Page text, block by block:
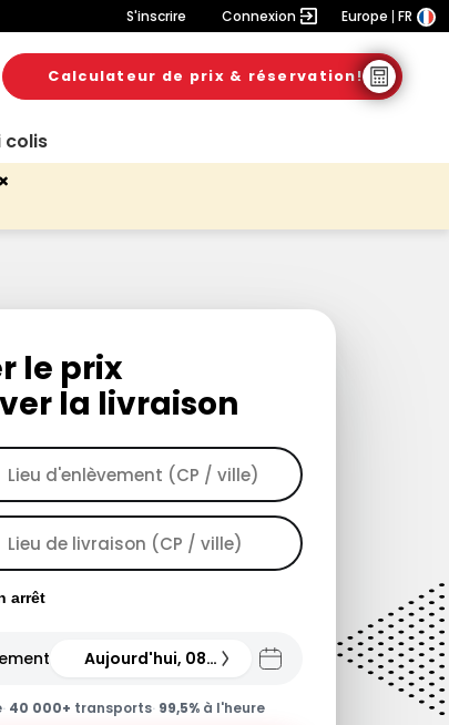
S'inscrire Connexion Europe FR
Calculateur de prix & réservation!
colis
le prix
la livraison
arrêt
Aujourd'hui, 08.08.26
· 40 000+ transports· 99,5% à l'heure